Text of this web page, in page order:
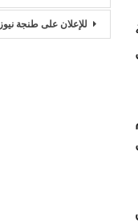
للإعلان على طنجة نيوز